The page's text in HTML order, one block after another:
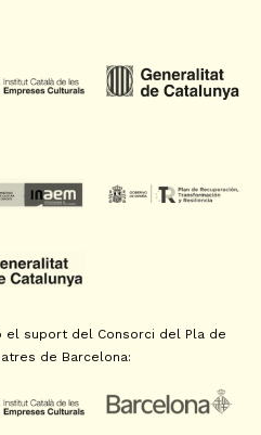
suport del Consorci del Pla de
de Barcelona: